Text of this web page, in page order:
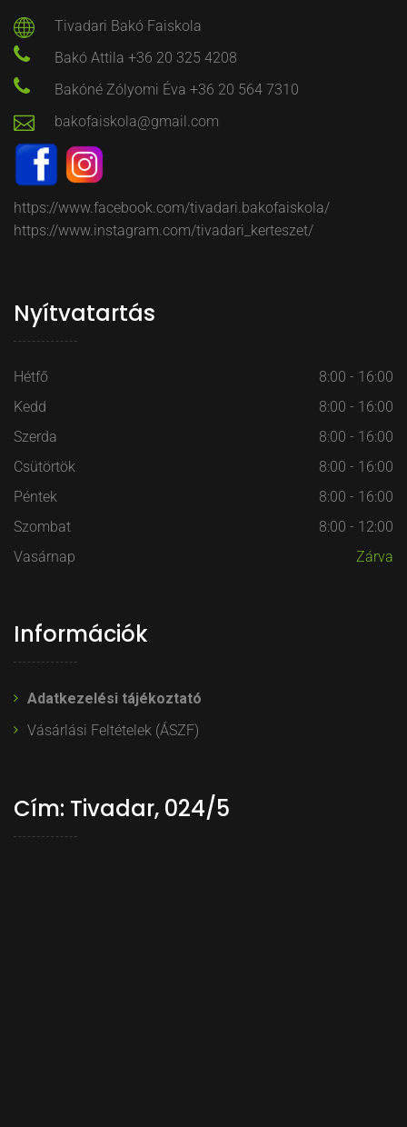
Tivadari Bakó Faiskola
Bakó Attila +36 20 325 4208
Bakóné Zólyomi Éva +36 20 564 7310
bakofaiskola@gmail.com
https://www.facebook.com/tivadari.bakofaiskola/
https://www.instagram.com/tivadari_kerteszet/
Nyítvatartás
Hétfő
8:00 - 16:00
Kedd
8:00 - 16:00
Szerda
8:00 - 16:00
Csütörtök
8:00 - 16:00
Péntek
8:00 - 16:00
Szombat
8:00 - 12:00
Vasárnap
Zárva
Információk
Adatkezelési tájékoztató
Vásárlási Feltételek (ÁSZF)
Cím: Tivadar, 024/5